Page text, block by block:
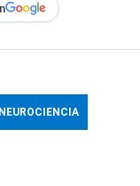
NEUROCIENCIA